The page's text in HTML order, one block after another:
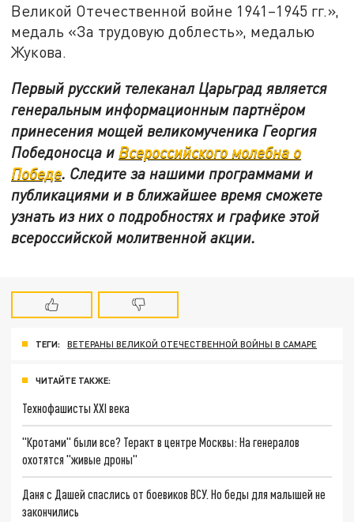
Великой Отечественной войне 1941–1945 гг.»,
медаль «За трудовую доблесть», медалью
Жукова.
Первый русский телеканал Царьград является
генеральным информационным партнёром
принесения мощей великомученика Георгия
Победоносца и Всероссийского молебна о
Победе. Следите за нашими программами и
публикациями и в ближайшее время сможете
узнать из них о подробностях и графике этой
всероссийской молитвенной акции.
ТЕГИ: ВЕТЕРАНЫ ВЕЛИКОЙ ОТЕЧЕСТВЕННОЙ ВОЙНЫ В САМАРЕ
ЧИТАЙТЕ ТАКЖЕ:
Технофашисты XXI века
"Кротами" были все? Теракт в центре Москвы: На генералов
охотятся "живые дроны"
Даня с Дашей спаслись от боевиков ВСУ. Но беды для малышей не
закончились